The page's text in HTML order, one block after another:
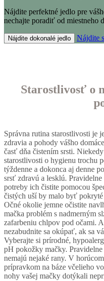
Nájdite perfektné jedlo pre
nechajte poradiť od miestneho
Nájdite dokonalé jedlo Nájdite
Starostlivosť o
Správna rutina starostlivosti je
zdravia a pohody vášho
časť dňa čistením srsti.
starostlivosti o hygienu trochu
týždenne a dokonca aj denne
srsť zdravú a lesklú.
potreby ich čistite pomocou
čistých uší by malo byť
Očné okolie jemne očistite
mačka problém s nadmerným
zafarbeniu chlpov pod očami.
nezabudnite sa okúpať, ak sa
Vyberajte si prírodné,
pH pokožky mačky.
nemajú nejaké rany. V
prípravkom na báze včelieho
nohy vašej mačky dotýkali